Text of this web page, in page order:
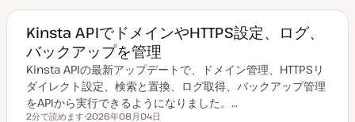
Kinsta APIでドメインやHTTPS設定、ログ、
バックアップを管理
Kinsta APIの最新アップデートで、ドメイン管理、HTTPSリ
ダイレクト設定、検索と置換、ログ取得、バックアップ管理
をAPIから実行できるようになりました。…
2分で読めます 2026年08月04日